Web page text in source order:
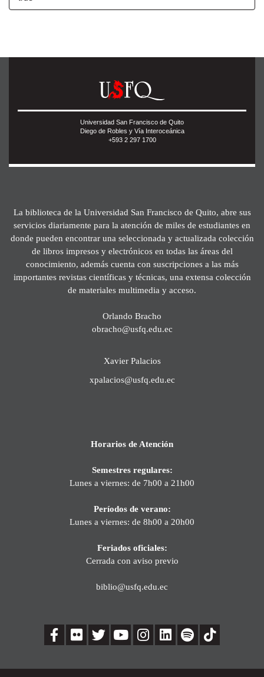
Universidad San Francisco de Quito
Diego de Robles y Vía Interoceánica
+593 2 297 1700
La biblioteca de la Universidad San Francisco de Quito, abre sus
servicios diariamente para la atención de miles de estudiantes en
donde pueden encontrar una seleccionada y actualizada colección
de libros impresos y electrónicos en todas las áreas del
conocimiento, además cuenta con suscripciones a las más
importantes revistas científicas y técnicas, una extensa colección
de materiales multimedia y acceso.
Orlando Bracho
obracho@usfq.edu.ec
Xavier Palacios
xpalacios@usfq.edu.ec
Horarios de Atención
Semestres regulares:
Lunes a viernes: de 7h00 a 21h00
Períodos de verano:
Lunes a viernes: de 8h00 a 20h00
Feriados oficiales:
Cerrada con aviso previo
biblio@usfq.edu.ec